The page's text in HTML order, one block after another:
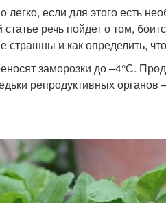
если для этого есть
речь пойдет о том,
страшны и как определить,
заморозки до –4°С.
репродуктивных органов